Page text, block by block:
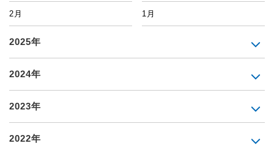
2月 1月
2025年
2024年
2023年
2022年